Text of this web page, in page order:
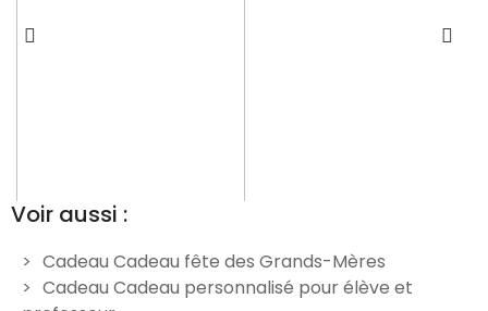
Tasse isotherme
Gourde verte
Voir aussi :
Cadeau Cadeau fête des Grands-Mères
Cadeau Cadeau personnalisé pour élève et